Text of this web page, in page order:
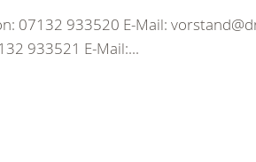
07132 933520 E-Mail:
933521 E-Mail:...